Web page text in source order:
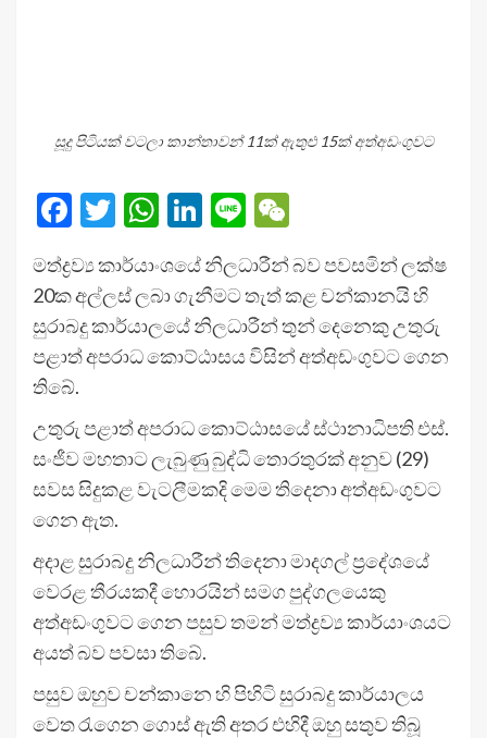
සූදු පිටියක් වටලා කාන්තාවන් 11ක් ඇතුළු 15ක් අත්අඩංගුවට
Facebook
Twitter
WhatsApp
LinkedIn
Line
මත්ද්‍රව්‍ය කාර්යාංශයේ නිලධාරීන් බව පවසමින් ලක්ෂ
20ක අල්ලස් ලබා ගැනීමට තැත් කළ චන්කානයි හි
සුරාබදු කාර්යාලයේ නිලධාරීන් තුන් දෙනෙකු උතුරු
පළාත් අපරාධ කොට්ඨාසය විසින් අත්අඩංගුවට ගෙන
තිබේ.
උතුරු පළාත් අපරාධ කොට්ඨාසයේ ස්ථානාධිපති එස්.
සංජීව මහතාට ලැබුණු බුද්ධි තොරතුරක් අනුව (29)
සවස සිදුකළ වැටලීමකදි මෙම තිදෙනා අත්අඩංගුවට
ගෙන ඇත.
අදාළ සුරාබදු නිලධාරීන් තිදෙනා මාදගල් ප්‍රදේශයේ
වෙරළ තීරයකදී හොරයින් සමග පුද්ගලයෙකු
අත්අඩංගුවට ගෙන පසුව තමන් මත්ද්‍රව්‍ය කාර්යාංශයට
අයත් බව පවසා තිබේ.
පසුව ඔහුව චන්කානෙ හි පිහිටි සුරාබදු කාර්යාලය
වෙත රැගෙන ගොස් ඇති අතර එහිදී ඔහු සතුව තිබූ